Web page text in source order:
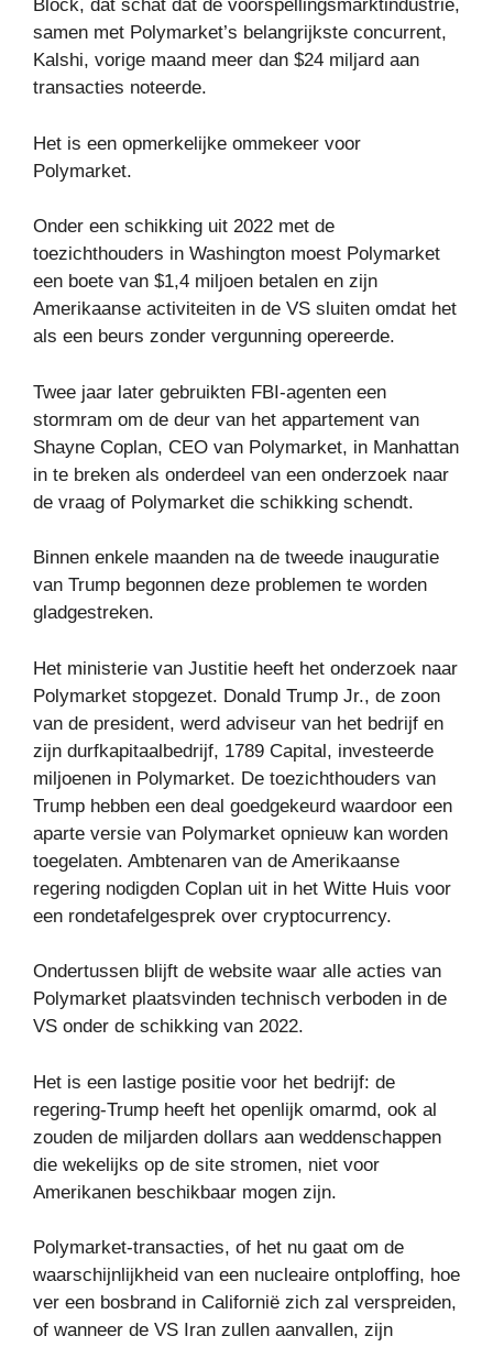
Block, dat schat dat de voorspellingsmarktindustrie,
samen met Polymarket’s belangrijkste concurrent,
Kalshi, vorige maand meer dan $24 miljard aan
transacties noteerde.
Het is een opmerkelijke ommekeer voor
Polymarket.
Onder een schikking uit 2022 met de
toezichthouders in Washington moest Polymarket
een boete van $1,4 miljoen betalen en zijn
Amerikaanse activiteiten in de VS sluiten omdat het
als een beurs zonder vergunning opereerde.
Twee jaar later gebruikten FBI-agenten een
stormram om de deur van het appartement van
Shayne Coplan, CEO van Polymarket, in Manhattan
in te breken als onderdeel van een onderzoek naar
de vraag of Polymarket die schikking schendt.
Binnen enkele maanden na de tweede inauguratie
van Trump begonnen deze problemen te worden
gladgestreken.
Het ministerie van Justitie heeft het onderzoek naar
Polymarket stopgezet. Donald Trump Jr., de zoon
van de president, werd adviseur van het bedrijf en
zijn durfkapitaalbedrijf, 1789 Capital, investeerde
miljoenen in Polymarket. De toezichthouders van
Trump hebben een deal goedgekeurd waardoor een
aparte versie van Polymarket opnieuw kan worden
toegelaten. Ambtenaren van de Amerikaanse
regering nodigden Coplan uit in het Witte Huis voor
een rondetafelgesprek over cryptocurrency.
Ondertussen blijft de website waar alle acties van
Polymarket plaatsvinden technisch verboden in de
VS onder de schikking van 2022.
Het is een lastige positie voor het bedrijf: de
regering-Trump heeft het openlijk omarmd, ook al
zouden de miljarden dollars aan weddenschappen
die wekelijks op de site stromen, niet voor
Amerikanen beschikbaar mogen zijn.
Polymarket-transacties, of het nu gaat om de
waarschijnlijkheid van een nucleaire ontploffing, hoe
ver een bosbrand in Californië zich zal verspreiden,
of wanneer de VS Iran zullen aanvallen, zijn